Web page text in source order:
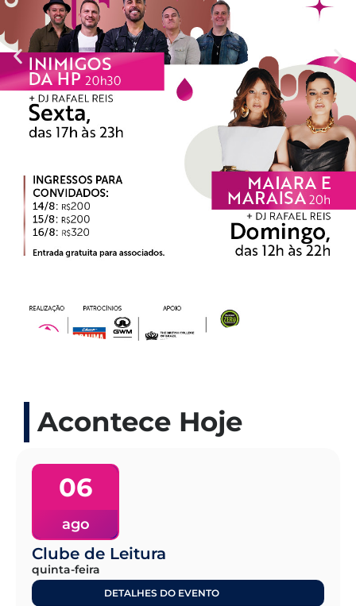
Acontece Hoje
06
ago
Clube de Leitura
quinta-feira
DETALHES DO EVENTO